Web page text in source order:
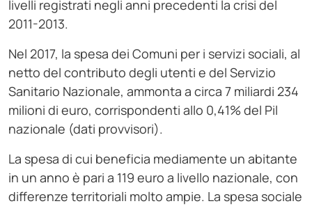
livelli registrati negli anni precedenti la crisi del
2011-2013.
Nel 2017, la spesa dei Comuni per i servizi sociali, al
netto del contributo degli utenti e del Servizio
Sanitario Nazionale, ammonta a circa 7 miliardi 234
milioni di euro, corrispondenti allo 0,41% del Pil
nazionale (dati provvisori).
La spesa di cui beneficia mediamente un abitante
in un anno è pari a 119 euro a livello nazionale, con
differenze territoriali molto ampie. La spesa sociale